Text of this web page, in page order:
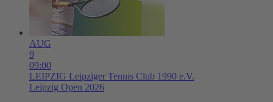
AUG
9
09:00
LEIPZIG Leipziger Tennis Club 1990 e.V.
Leipzig Open 2026